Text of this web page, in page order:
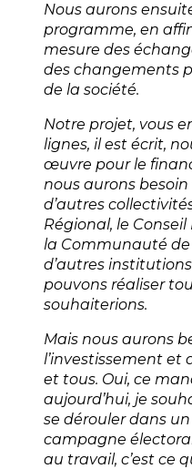
Nous aurons
programme, en
mesure des
des changements
de la société.
Notre projet, vous
lignes, il est écrit,
œuvre pour le
nous aurons besoin
d’autres
Régional, le
la Communauté
d’autres
pouvons réaliser
souhaiterions.
Mais nous aurons
l’investissement et
et tous. Oui, ce
aujourd’hui, je
se dérouler dans
campagne
au travail, c’est ce